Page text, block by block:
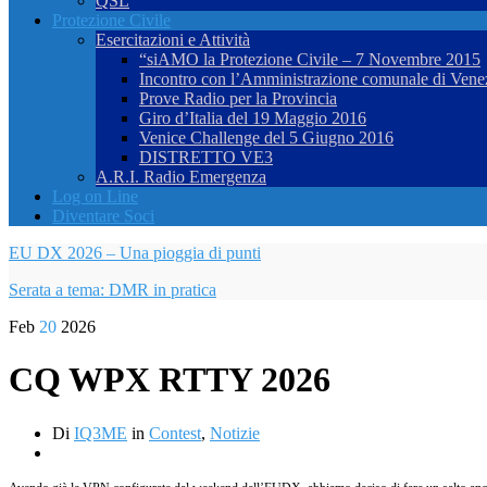
Protezione Civile
Esercitazioni e Attività
“siAMO la Protezione Civile – 7 Novembre 2015
Incontro con l’Amministrazione comunale di
Prove Radio per la Provincia
Giro d’Italia del 19 Maggio 2016
Venice Challenge del 5 Giugno 2016
DISTRETTO VE3
A.R.I. Radio Emergenza
Log on Line
Diventare Soci
EU DX 2026 – Una pioggia di punti
Serata a tema: DMR in pratica
Feb 20 2026
CQ WPX RTTY 2026
Di IQ3ME in Contest, Notizie